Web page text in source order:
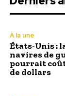
À la une
États-Unis :
navires de
pourrait
de dollars